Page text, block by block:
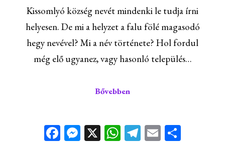
Kissomlyó község nevét mindenki le tudja írni
helyesen. De mi a helyzet a falu fölé magasodó
hegy nevével? Mi a név története? Hol fordul
még elő ugyanez, vagy hasonló település…
Bővebben
Facebook
Messenger
X WhatsApp
Telegram
Email